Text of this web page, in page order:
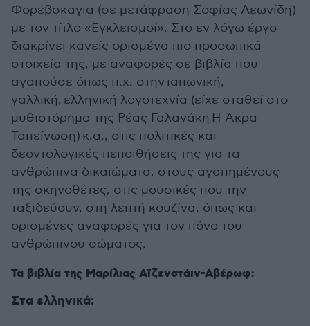
Φορέβσκαγια (σε μετάφραση Σοφίας Λεωνίδη)
με τον τίτλο «Εγκλεισμοί». Στο εν λόγω έργο
διακρίνει κανείς ορισμένα πιο προσωπικά
στοιχεία της, με αναφορές σε βιβλία που
αγαπούσε όπως π.χ. στην ιαπωνική,
γαλλική, ελληνική λογοτεχνία (είχε σταθεί στο
μυθιστόρημα της Ρέας Γαλανάκη Η Άκρα
Ταπείνωση) κ.α., στις πολιτικές και
δεοντολογικές πεποιθήσεις της για τα
ανθρώπινα δικαιώματα, στους αγαπημένους
της σκηνοθέτες, στις μουσικές που την
ταξιδεύουν, στη λεπτή κουζίνα, όπως και
ορισμένες αναφορές για τον πόνο του
ανθρώπινου σώματος.
Τα βιβλία της Μαρίλιας Αϊζενστάιν-Αβέρωφ:
Στα ελληνικά: